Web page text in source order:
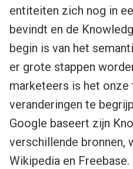
entiteiten zich nog in
bevindt en de
begin is van het
er grote stappen
marketeers is het onze
veranderingen te
Google baseert zijn
verschillende bronnen,
Wikipedia en Freebase.